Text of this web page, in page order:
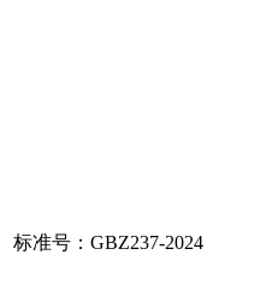
标准号：GBZ237-2024